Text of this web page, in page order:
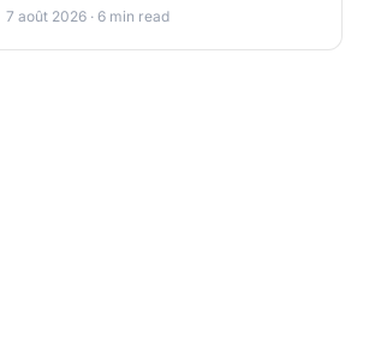
7 août 2026 · 6 min read